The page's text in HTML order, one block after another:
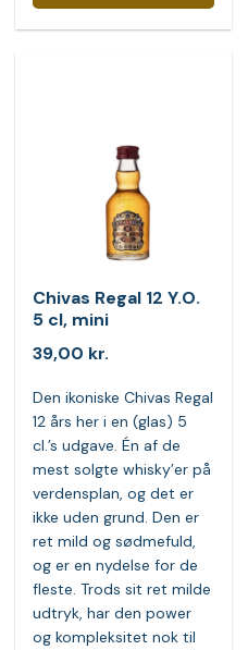
Chivas Regal 12 Y.O.
5 cl, mini
39,00 kr.
Den ikoniske Chivas Regal
12 års her i en (glas) 5
cl.’s udgave. Én af de
mest solgte whisky’er på
verdensplan, og det er
ikke uden grund. Den er
ret mild og sødmefuld,
og er en nydelse for de
fleste. Trods sit ret milde
udtryk, har den power
og kompleksitet nok til